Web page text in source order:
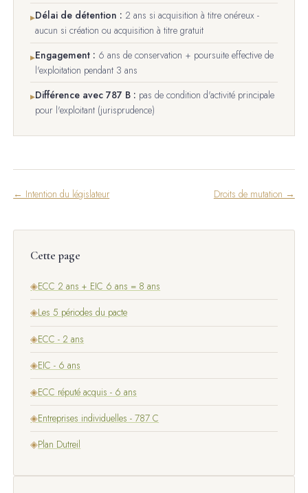
▸Délai de détention : 2 ans si acquisition à titre onéreux -
aucun si création ou acquisition à titre gratuit
▸Engagement : 6 ans de conservation + poursuite effective de
l'exploitation pendant 3 ans
▸Différence avec 787 B : pas de condition d'activité principale
pour l'exploitant (jurisprudence)
← Intention du législateur Droits de mutation →
Cette page
◈ECC 2 ans + EIC 6 ans = 8 ans
◈Les 5 périodes du pacte
◈ECC - 2 ans
◈EIC - 6 ans
◈ECC réputé acquis - 6 ans
◈Entreprises individuelles - 787 C
◈Plan Dutreil